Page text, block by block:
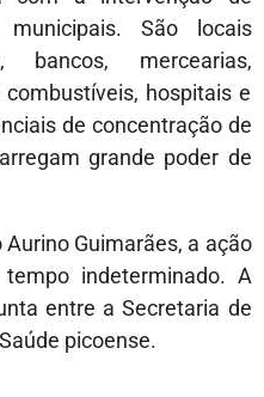
municipais. São locais
bancos, mercearias,
hospitais e
de concentração de
grande poder de
Guimarães, a ação
indeterminado. A
entre a Secretaria de
picoense.